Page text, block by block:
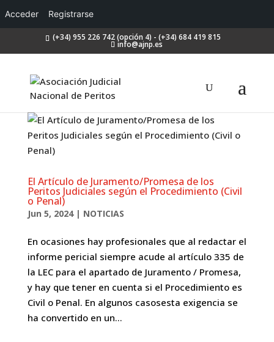
Acceder Registrarse
(+34) 955 226 742 (opción 4) - (+34) 684 419 815
info@ajnp.es
El Artículo de Juramento/Promesa de los
Peritos Judiciales según el Procedimiento (Civil
o Penal)
Jun 5, 2024| NOTICIAS
En ocasiones hay profesionales que al redactar el
informe pericial siempre acude al artículo 335 de
la LEC para el apartado de Juramento / Promesa,
y hay que tener en cuenta si el Procedimiento es
Civil o Penal. En algunos casosesta exigencia se
ha convertido en un...